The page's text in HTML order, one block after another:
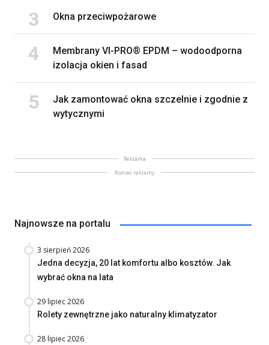
Okna przeciwpożarowe
Membrany VI-PRO® EPDM – wodoodporna
izolacja okien i fasad
Jak zamontować okna szczelnie i zgodnie z
wytycznymi
Reklama
Koniec reklamy
Najnowsze na portalu
3 sierpień 2026
Jedna decyzja, 20 lat komfortu albo kosztów. Jak
wybrać okna na lata
29 lipiec 2026
Rolety zewnętrzne jako naturalny klimatyzator
28 lipiec 2026